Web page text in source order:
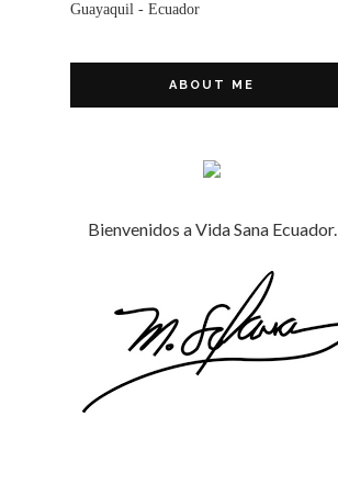
Guayaquil - Ecuador
ABOUT ME
Bienvenidos a Vida Sana Ecuador.